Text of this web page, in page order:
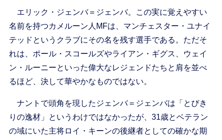
エリック・ジェンバ＝ジェンバ。この実に覚えやすい
名前を持つカメルーン人MFは、マンチェスター・ユナイ
テッドというクラブにその名を残す選手である。ただそ
れは、ポール・スコールズやライアン・ギグス、ウェイ
ン・ルーニーといった偉大なレジェンドたちと肩を並べ
るほど、決して華やかなものではない。
ナントで頭角を現したジェンバ＝ジェンバは「とびき
りの逸材」というわけではなかったが、31歳とベテラン
の域にいた主将ロイ・キーンの後継者としての確かな期